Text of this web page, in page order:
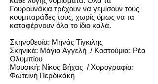
Γουρουνάκια τρέχουν να γεμίσουν τους
κουμπαράδες τους, χωρίς όμως να τα
καταφέρνουν όλα το ίδιο καλά.
Σκηνοθεσία: Μηνάς Τίγκιλης
Σκηνικά: Μάγια Αγγελή / Κοστούμια: Ρέα
Ολυμπίου
Μουσική: Νίκος Βήχας / Χορογραφία:
Φωτεινή Περδικάκη